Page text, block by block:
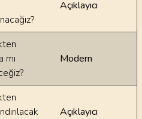
Açıklayıcı
mı
Modern
Açıklayıcı